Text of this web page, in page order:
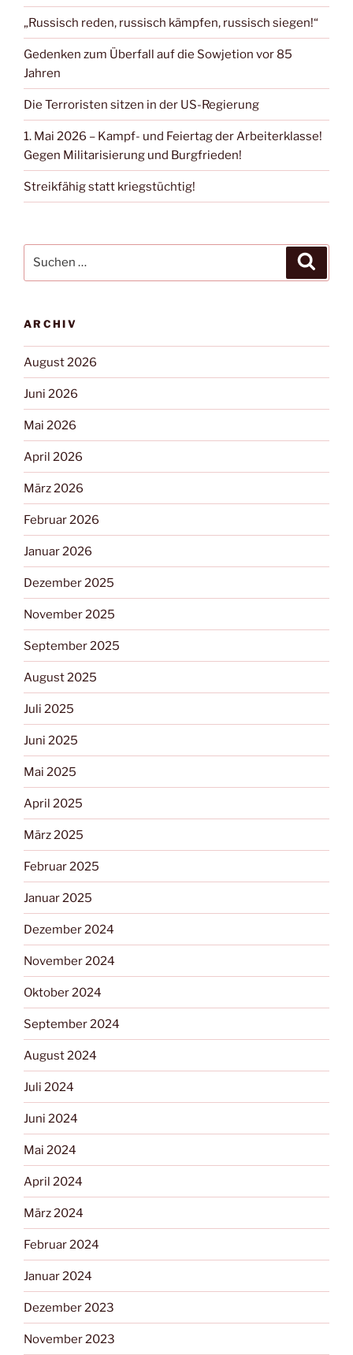
„Russisch reden, russisch kämpfen, russisch siegen!“
Gedenken zum Überfall auf die Sowjetion vor 85
Jahren
Die Terroristen sitzen in der US-Regierung
1. Mai 2026 – Kampf- und Feiertag der Arbeiterklasse!
Gegen Militarisierung und Burgfrieden!
Streikfähig statt kriegstüchtig!
ARCHIV
August 2026
Juni 2026
Mai 2026
April 2026
März 2026
Februar 2026
Januar 2026
Dezember 2025
November 2025
September 2025
August 2025
Juli 2025
Juni 2025
Mai 2025
April 2025
März 2025
Februar 2025
Januar 2025
Dezember 2024
November 2024
Oktober 2024
September 2024
August 2024
Juli 2024
Juni 2024
Mai 2024
April 2024
März 2024
Februar 2024
Januar 2024
Dezember 2023
November 2023